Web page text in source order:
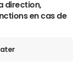
direction,
en cas de